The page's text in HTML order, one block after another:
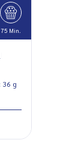
75 Min.
Kohlenhydrate: 36 g